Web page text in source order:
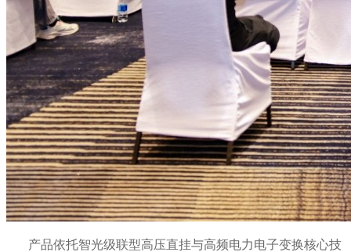
产品依托智光级联型高压直挂与高频电力电子变换核心技